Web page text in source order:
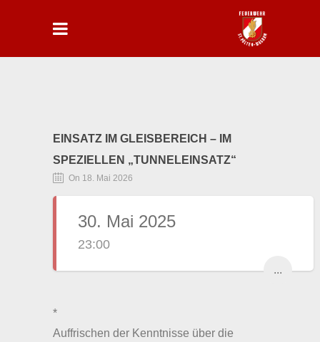
EINSATZ IM GLEISBEREICH – IM
SPEZIELLEN „TUNNELEINSATZ“
On 18. Mai 2026
30. Mai 2025
23:00
...
*
Auffrischen der Kenntnisse über die